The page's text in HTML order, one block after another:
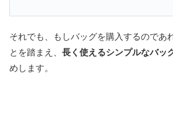
それでも、もしバッグを購入するのであ
とを踏まえ、 長く使えるシンプルなバッ
めします。